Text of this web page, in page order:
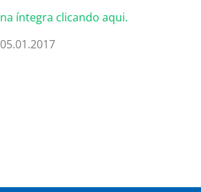
íntegra clicando aqui.